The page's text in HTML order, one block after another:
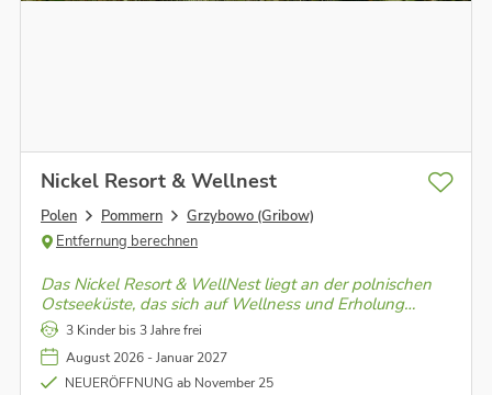
Nickel Resort & Wellnest
Polen Pommern
Grzybowo (Gribow)
Entfernung berechnen
Das Nickel Resort & WellNest liegt an der polnischen
Ostseeküste, das sich auf Wellness und Erholung
spezialisiert hat. Es liegt in der Nähe eines
Küstenwaldes und des Strandes und bietet einen
Wellnessbereich mit Wasseranwendungen, Saunen,
Fitness uvm.
3 Kinder bis 3 Jahre frei
August 2026 - Januar 2027
NEUERÖFFNUNG ab November 25